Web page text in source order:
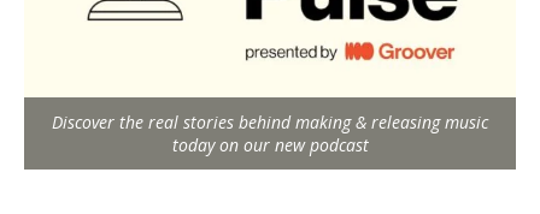
Discover the real stories behind making & releasing music
today on our new podcast